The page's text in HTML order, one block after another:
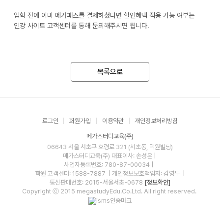
입학 전에 이미 메가패스를 결제하셨다면 할인혜택 적용 가능 여부는
인강 사이트 고객센터를 통해 문의해주시면 됩니다.
목록으로
로그인 회원가입 이용약관 개인정보처리방침
메가스터디교육(주)
06643 서울 서초구 효령로 321 (서초동, 덕원빌딩)
메가스터디교육(주) 대표이사: 손성은 |
사업자등록번호: 780-87-00034
학원 고객센터: 1588-7887
| 개인정보보호책임자: 김영무
통신판매번호: 2015-서울서초-0678 [정보확인]
Copyright ⓒ 2015 megastudyEdu.Co.Ltd. All right reserved.